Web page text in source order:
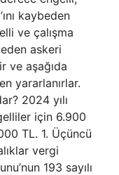
kaybeden
ve çalışma
askeri
ve aşağıda
yararlanırlar.
2024 yılı
için 6.900
TL. 1. Üçüncü
vergi
193 sayılı